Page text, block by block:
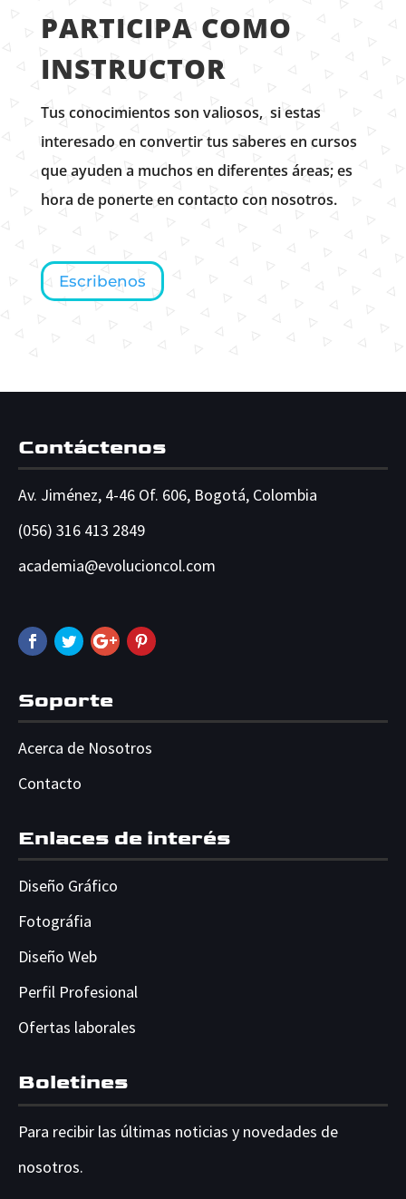
PARTICIPA COMO
INSTRUCTOR
Tus conocimientos son valiosos, si estas
interesado en convertir tus saberes en cursos
que ayuden a muchos en diferentes áreas; es
hora de ponerte en contacto con nosotros.
Escribenos
Contáctenos
Av. Jiménez, 4-46 Of. 606, Bogotá, Colombia
(056) 316 413 2849
academia@evolucioncol.com
Soporte
Acerca de Nosotros
Contacto
Enlaces de interés
Diseño Gráfico
Fotográfia
Diseño Web
Perfil Profesional
Ofertas laborales
Boletines
Para recibir las últimas noticias y novedades de
nosotros.